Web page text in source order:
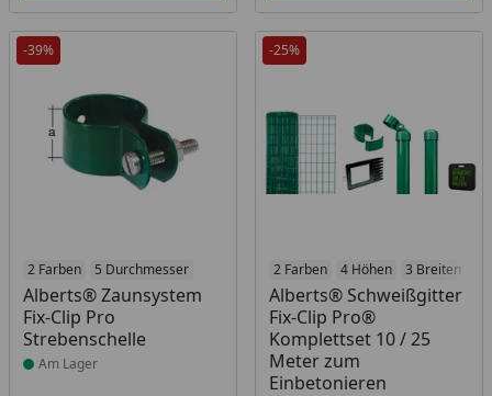
-39%
2 Farben 5 Durchmesser
Alberts® Zaunsystem
Fix-Clip Pro
Strebenschelle
Produkt am Lager
Am Lager
-25%
2 Farben 4 Höhen 3 Breiten
Alberts® Schweißgitter
Fix-Clip Pro®
Komplettset 10 / 25
Meter zum
Einbetonieren